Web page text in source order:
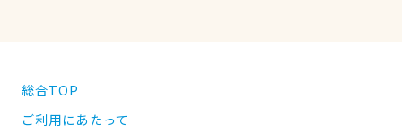
総合TOP
ご利用にあたって